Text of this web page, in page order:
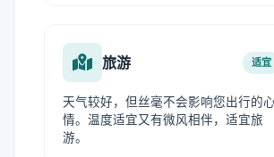
旅游 适宜
天气较好，但丝毫不会影响您出行的心
情。温度适宜又有微风相伴，适宜旅
游。